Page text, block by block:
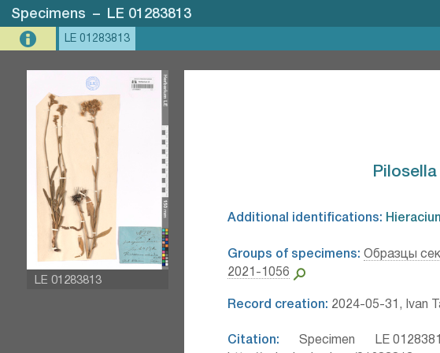
Specimens – LE 01283813
LE 01283813
LE 01283813
Additional identifications:
Groups of specimens: Образцы
2021-1056
Record creation: 2024-05-31, Ivan
Citation: Specimen LE